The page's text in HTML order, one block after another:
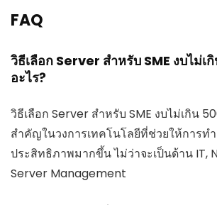
FAQ
วิธีเลือก Server สำหรับ SME งบไม่
อะไร?
วิธีเลือก Server สำหรับ SME งบไม่เกิน
สำคัญในวงการเทคโนโลยีที่ช่วยให้การท
ประสิทธิภาพมากขึ้น ไม่ว่าจะเป็นด้าน IT,
Server Management